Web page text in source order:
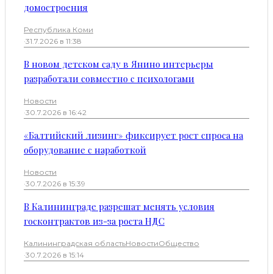
домостроения
Республика Коми
·31.7.2026 в 11:38
В новом детском саду в Янино интерьеры
разработали совместно с психологами
Новости
·30.7.2026 в 16:42
«Балтийский лизинг» фиксирует рост спроса на
оборудование с наработкой
Новости
·30.7.2026 в 15:39
В Калининграде разрешат менять условия
госконтрактов из-за роста НДС
Калининградская областьНовостиОбщество
·30.7.2026 в 15:14